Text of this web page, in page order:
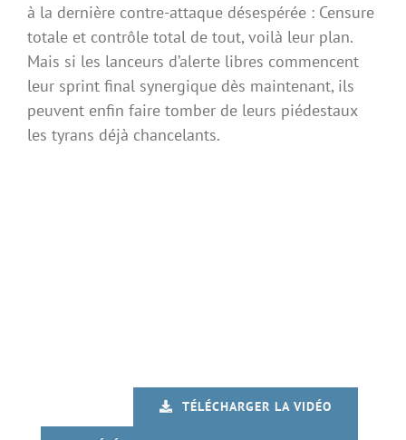
à la dernière contre-attaque désespérée : Censure
totale et contrôle total de tout, voilà leur plan.
Mais si les lanceurs d’alerte libres commencent
leur sprint final synergique dès maintenant, ils
peuvent enfin faire tomber de leurs piédestaux
les tyrans déjà chancelants.
TÉLÉCHARGER LA VIDÉO